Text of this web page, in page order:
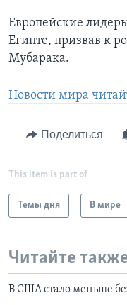
Европейские
Египте, призвав к
Мубарака.
Новости мира
Поделиться
This item is part of
Темы дня В мире
Читайте
В США cтало меньше